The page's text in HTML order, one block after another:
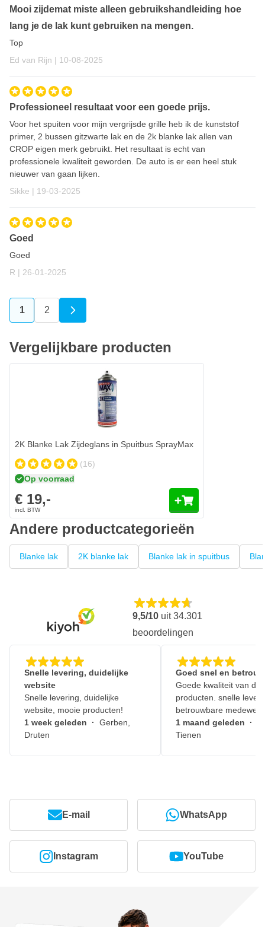
Mooi zijdemat miste alleen gebruikshandleiding hoe
lang je de lak kunt gebruiken na mengen.
Top
Ed van Rijn | 10 augustus 2025
10-08-2025
Professioneel resultaat voor een goede prijs.
Voor het spuiten voor mijn vergrijsde grille heb ik de kunststof
primer, 2 bussen gitzwarte lak en de 2k blanke lak allen van
CROP eigen merk gebruikt. Het resultaat is echt van
professionele kwaliteit geworden. De auto is er een heel stuk
nieuwer van gaan lijken.
Sikke | 19 maart 2025
19-03-2025
Goed
Goed
R | 26 januari 2025
26-01-2025
U lees momenteel pagina
1 Pagina
2
Vergelijkbare producten
2K Blanke Lak Zijdeglans in Spuitbus SprayMax
(16)
Op voorraad
€ 19,-
Andere productcategorieën
Blanke lak 2K blanke lak Blanke lak in spuitbus
9,5/10 uit34.301
beoordelingen
Snelle levering, duidelijke
website
Snelle levering, duidelijke
website, mooie producten!
1 week geleden · Gerben,
Druten
Goed snel en
Goede kwaliteit van de
producten. snelle
betrouwbare
1 maand geleden ·
Tienen
E-mail WhatsApp
Instagram YouTube